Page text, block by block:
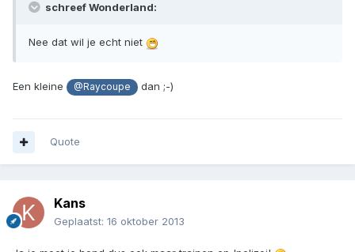
schreef Wonderland:
Nee dat wil je echt niet
Een kleine @Raycoupe dan ;-)
Quote
Kans
Geplaatst: 16 oktober 2013